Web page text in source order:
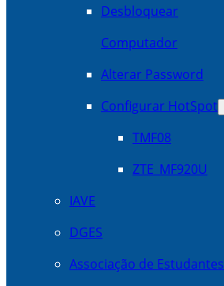
Desbloquear
Computador
Alterar Password
Configurar HotSpot
TMF08
ZTE_MF920U
IAVE
DGES
Associação de Estudantes